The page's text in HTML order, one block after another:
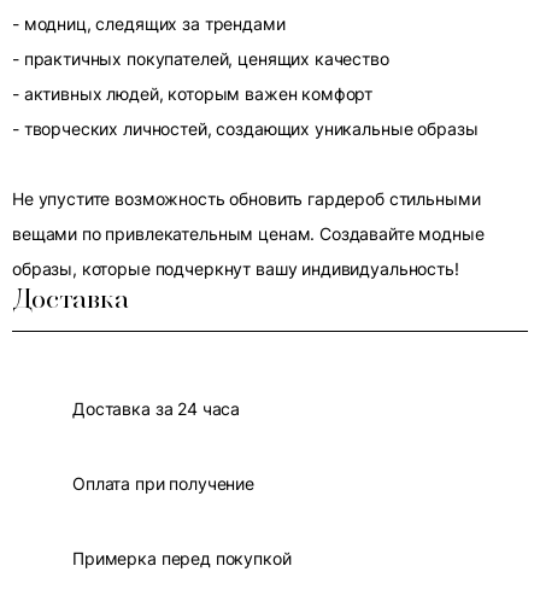
- модниц, следящих за трендами
- практичных покупателей, ценящих качество
- активных людей, которым важен комфорт
- творческих личностей, создающих уникальные образы
Не упустите возможность обновить гардероб стильными
вещами по привлекательным ценам. Создавайте модные
образы, которые подчеркнут вашу индивидуальность!
Доставка
Доставка за 24 часа
Оплата при получение
Примерка перед покупкой